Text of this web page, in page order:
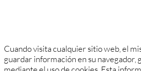
Cuando visita cualquier sitio web, el
guardar información en su navegador,